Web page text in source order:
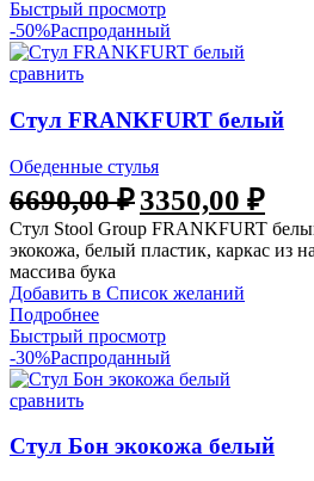
Быстрый просмотр
-50%Распроданный
сравнить
Стул FRANKFURT белый
Обеденные стулья
6690,00₽3350,00 ₽
Стул Stool Group FRANKFURT
экокожа, белый пластик, каркас из
массива бука
Добавить в Список желаний
Подробнее
Быстрый просмотр
-30%Распроданный
сравнить
Стул Бон экокожа белый